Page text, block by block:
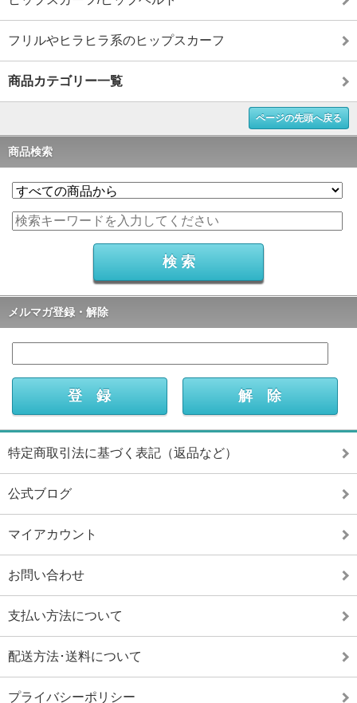
フリルやヒラヒラ系のヒップスカーフ
商品カテゴリー一覧
ページの先頭へ戻る
商品検索
メルマガ登録・解除
特定商取引法に基づく表記（返品など）
公式ブログ
マイアカウント
お問い合わせ
支払い方法について
配送方法･送料について
プライバシーポリシー